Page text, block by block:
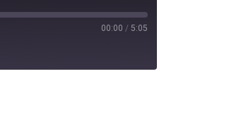
00:00 / 5:05